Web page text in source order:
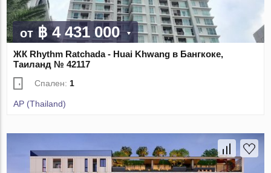
от฿ 4 431 000
ЖК Rhythm Ratchada - Huai Khwang в Бангкоке,
Таиланд № 42117
Спален: 1
AP (Thailand)